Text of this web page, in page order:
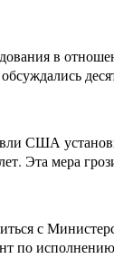
в
США
Эта мера
с
по